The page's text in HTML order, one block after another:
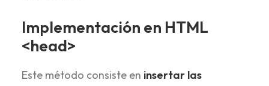
Implementación en HTML
<head>
Este método consiste en insertar las